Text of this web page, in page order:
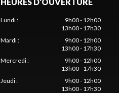
Lundi:
9h00 - 12h00
13h00 - 17h30
Mardi:
9h00 - 12h00
13h00 - 17h30
Mercredi:
9h00 - 12h00
13h00 - 17h30
Jeudi:
9h00 - 12h00
13h00 - 17h30